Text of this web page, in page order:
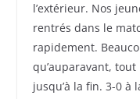
l’extérieur. Nos
rentrés dans le
rapidement.
qu’auparavant,
jusqu’à la fin. 3-0 à